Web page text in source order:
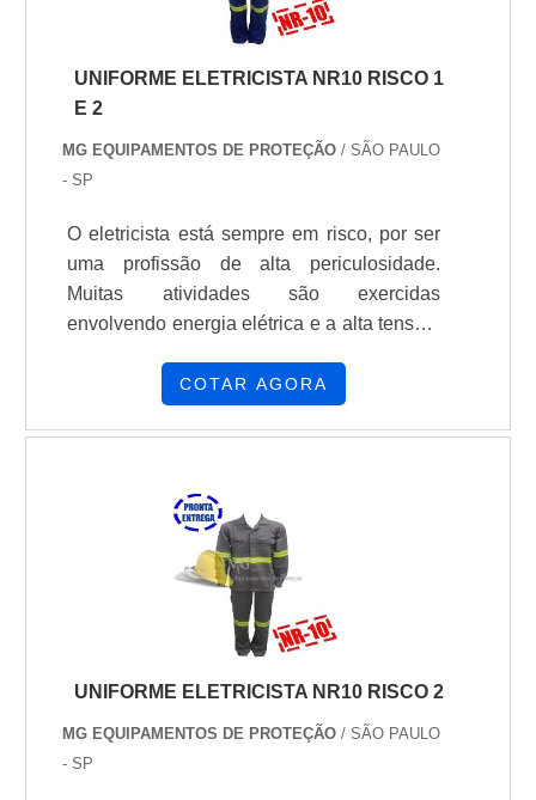
UNIFORME ELETRICISTA NR10 RISCO 1
E 2
MG EQUIPAMENTOS DE PROTEÇÃO/ SÃO PAULO
- SP
O eletricista está sempre em risco, por ser
uma profissão de alta periculosidade.
Muitas atividades são exercidas
envolvendo energia elétrica e a alta tensão,
profissionais que estiverem exercendo suas
utilização do uniforme eletricista NR10 risco
qualquer serviço elétrico para evitar
riscos.Desenvolvimento do mate...
COTAR AGORA
UNIFORME ELETRICISTA NR10 RISCO 2
MG EQUIPAMENTOS DE PROTEÇÃO/ SÃO PAULO
- SP